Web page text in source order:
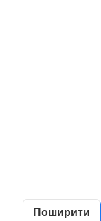
Поширити